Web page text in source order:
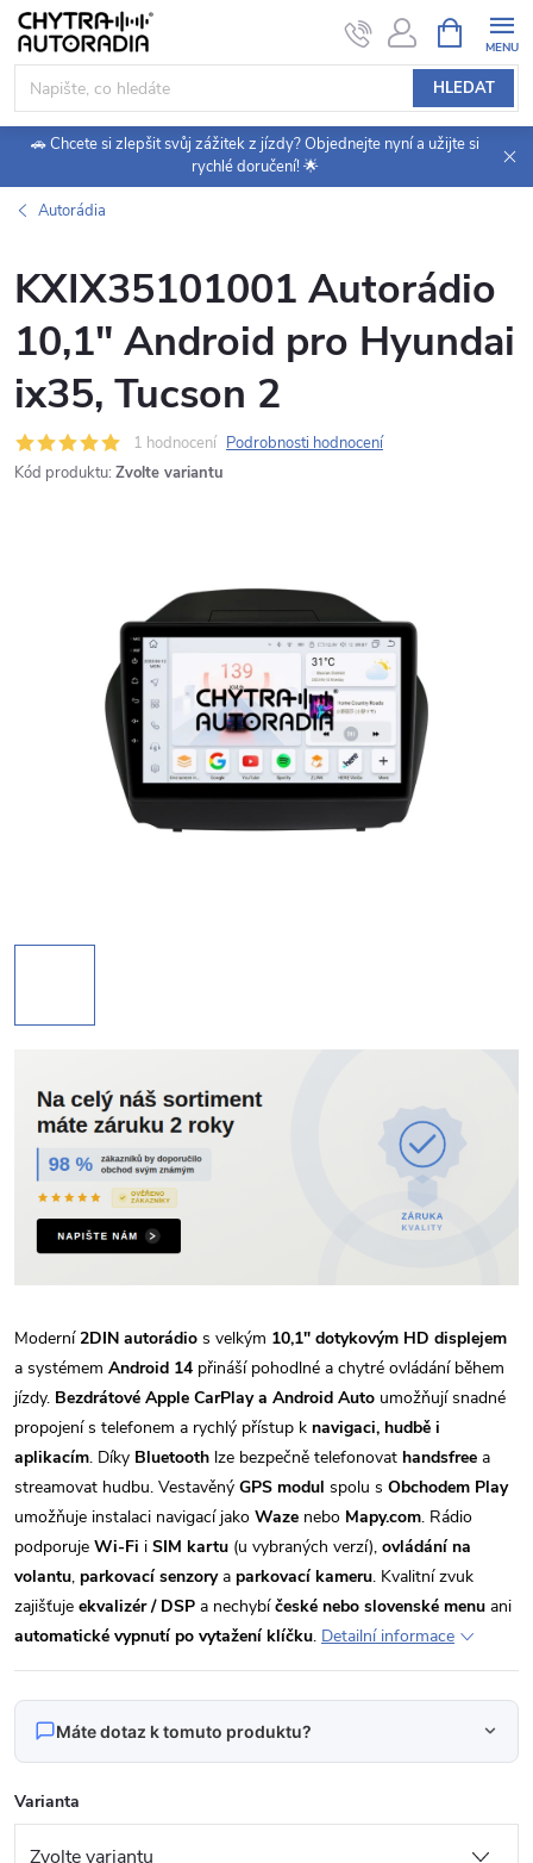
Přejít
obsah
HLEDAT
NÁKUPNÍ
KOŠÍK
🚗 Chcete si zlepšit svůj zážitek z jízdy? Objednejte nyní a užijte si
rychlé doručení! 🌟
Autorádia
KXIX35101001 Autorádio
10,1" Android pro Hyundai
ix35, Tucson 2
1 hodnocení Podrobnosti hodnocení
Kód produktu: Zvolte variantu
Moderní 2DIN autorádio s velkým 10,1" dotykovým HD displejem
a systémem Android 14 přináší pohodlné a chytré ovládání během
jízdy. Bezdrátové Apple CarPlay a Android Auto umožňují snadné
propojení s telefonem a rychlý přístup k navigaci, hudbě i
aplikacím. Díky Bluetooth lze bezpečně telefonovat handsfree a
streamovat hudbu. Vestavěný GPS modul spolu s Obchodem Play
umožňuje instalaci navigací jako Waze nebo Mapy.com. Rádio
podporuje Wi-Fi i SIM kartu (u vybraných verzí), ovládání na
volantu, parkovací senzorya parkovací kameru. Kvalitní zvuk
zajišťuje ekvalizér / DSP a nechybíčeské nebo slovenské menu ani
automatické vypnutí po vytažení klíčku. Detailní informace
Máte dotaz k tomuto produktu?
Napište nám svůj dotaz
Odpovídáme v pracovní dny do 24 hodin na váš e‑mail.
Varianta